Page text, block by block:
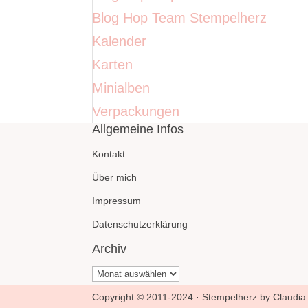
Blog Hop Team Stempelherz
Kalender
Karten
Minialben
Verpackungen
Allgemeine Infos
Kontakt
Über mich
Impressum
Datenschutzerklärung
Archiv
Archiv
Copyright © 2011-2024 · Stempelherz by